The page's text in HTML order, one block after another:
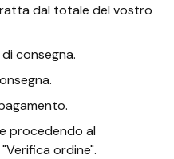
dal totale del vostro
consegna.
procedendo al
ordine".